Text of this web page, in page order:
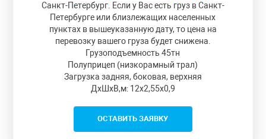
Санкт-Петербург. Если у Вас есть груз в Санкт-
Петербурге или близлежащих населенных
пунктах в вышеуказанную дату, то цена на
перевозку вашего груза будет снижена.
Грузоподъемность 45тн
Полуприцеп (низкорамный трал)
Загрузка задняя, боковая, верхняя
ДxШxВ,м: 12x2,55x0,9
ОСТАВИТЬ ЗАЯВКУ